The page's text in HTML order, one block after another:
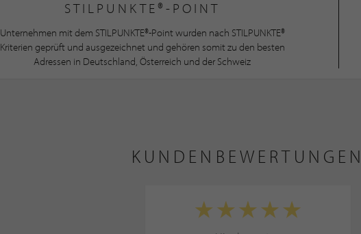
STILPUNKTE®-POINT
Unternehmen mit dem STILPUNKTE®-Point wurden nach STILPUNKTE®
Kriterien geprüft und ausgezeichnet und gehören somit zu den besten
Adressen in Deutschland, Österreich und der Schweiz
KUNDENBEWERTUNGEN